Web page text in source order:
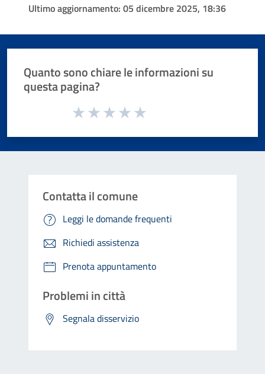
Ultimo aggiornamento: 05 dicembre 2025, 18:36
Quanto sono chiare le informazioni su
questa pagina?
Valuta da 1 a 5 stelle la pagina
Contatta il comune
Leggi le domande frequenti
Richiedi assistenza
Prenota appuntamento
Problemi in città
Segnala disservizio